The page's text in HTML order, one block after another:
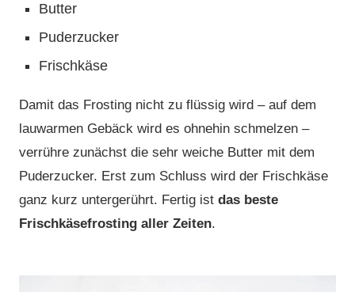
Butter
Puderzucker
Frischkäse
Damit das Frosting nicht zu flüssig wird – auf dem
lauwarmen Gebäck wird es ohnehin schmelzen –
verrühre zunächst die sehr weiche Butter mit dem
Puderzucker. Erst zum Schluss wird der Frischkäse
ganz kurz untergerührt. Fertig ist das beste
Frischkäsefrosting aller Zeiten.